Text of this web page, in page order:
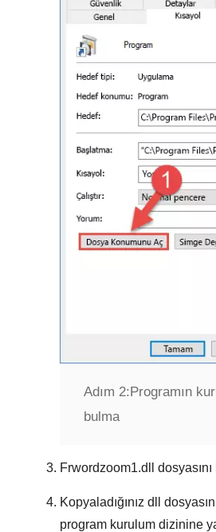
Adım 2:Programın
bulma
Frwordzoom1.dll
Kopyaladığınız dll
program kurulum dizinine